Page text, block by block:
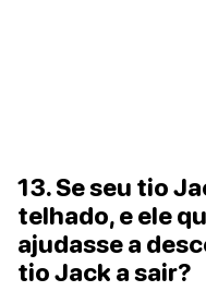
13. Se seu tio
telhado, e ele
ajudasse a
tio Jack a sair?